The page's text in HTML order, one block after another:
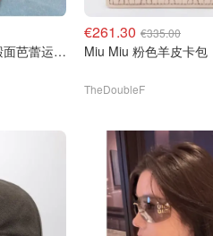
Miu Miu Miu Miu 缎面芭蕾运动鞋
€261.30 €335.00
Miu Miu 粉色羊皮卡包
TheDoubleF